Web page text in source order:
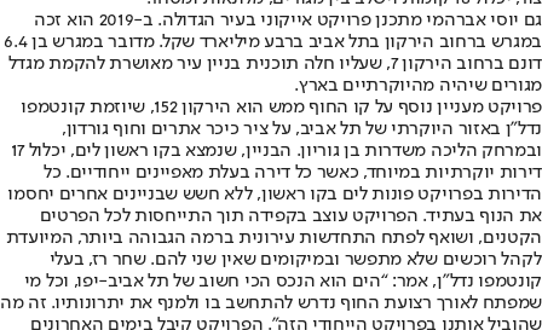
גם יוסי אברהמי מתכנן פרויקט אייקוני בעיר הגדולה. ב-2019 הוא זכה
במגרש ברחוב הירקון בתל אביב ברבע מיליארד שקל. מדובר במגרש בן 6.4
דונם ברחוב הירקון 7, שעליו חלה תוכנית בניין עיר מאושרת להקמת מגדל
מגורים שיהיה מהיוקרתיים בארץ.
פרויקט מעניין נוסף על קו החוף ממש הוא הירקון 152, שיוזמת קונטמפו
נדל"ן באזור היוקרתי של תל אביב, על ציר כיכר אתרים וחוף גורדון,
ובמרחק הליכה משדרות בן גוריון. הבניין, שנמצא בקו ראשון לים, יכלול 17
דירות יוקרתיות במיוחד, כאשר כל דירה בעלת מאפיינים ייחודיים. כל
הדירות בפרויקט פונות לים בקו ראשון, ללא חשש שבניינים אחרים יחסמו
את הנוף בעתיד. הפרויקט עוצב בקפידה תוך התייחסות לכל הפרטים
הקטנים, ושואף לפתח התחדשות עירונית ברמה הגבוהה ביותר, המיועדת
לקהל רוכשים שלא מתפשר ובמיקומים שאין שני להם. שחר רז, בעלי
קונטמפו נדל"ן, אמר: “הים הוא הנכס הכי חשוב של תל אביב-יפו, וכל מי
שמפתח לאורך רצועת החוף נדרש להתחשב בו ולמנף את יתרונותיו. זה מה
שהוביל אותנו בפרויקט הייחודי הזה". הפרויקט קיבל בימים האחרונים